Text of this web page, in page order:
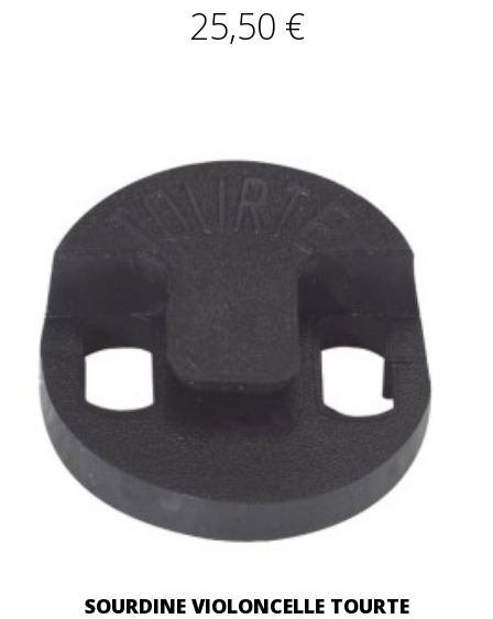
25,50 €
SOURDINE VIOLONCELLE TOURTE